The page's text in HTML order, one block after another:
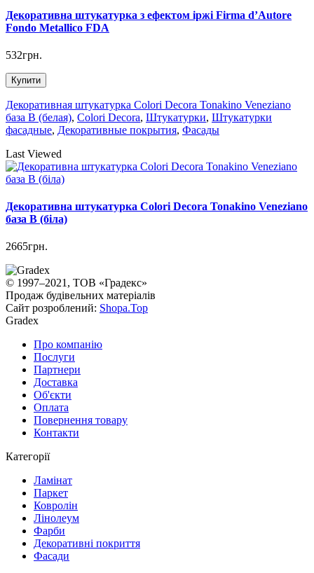
Декоративна штукатурка з ефектом іржі Firma d’Autore
Fondo Metallico FDA
532грн.
Купити
Декоративная штукатурка Colori Decora Tonakino Veneziano
база B (белая), Colori Decora, Штукатурки, Штукатурки
фасадные, Декоративные покрытия, Фасады
Last Viewed
Декоративна штукатурка Colori Decora Tonakino Veneziano
база B (біла)
2665грн.
© 1997–2021, ТОВ «Градекс»
Продаж будівельних матеріалів
Сайт розроблений: Shopa.Top
Gradex
Про компанію
Послуги
Партнери
Доставка
Об'єкти
Оплата
Повернення товару
Контакти
Категорії
Ламінат
Паркет
Ковролін
Лінолеум
Фарби
Декоративні покриття
Фасади